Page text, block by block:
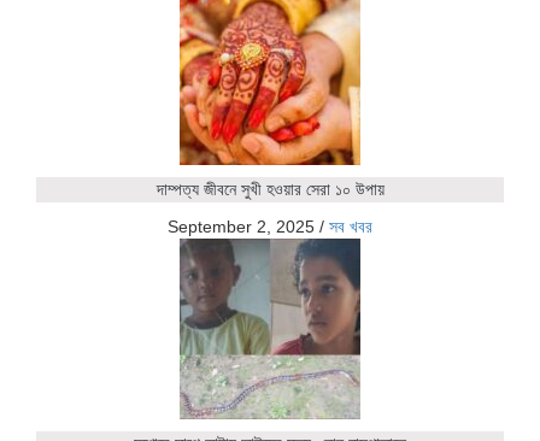
দাম্পত্য জীবনে সুখী হওয়ার সেরা ১০ উপায়
September 2, 2025 / সব খবর